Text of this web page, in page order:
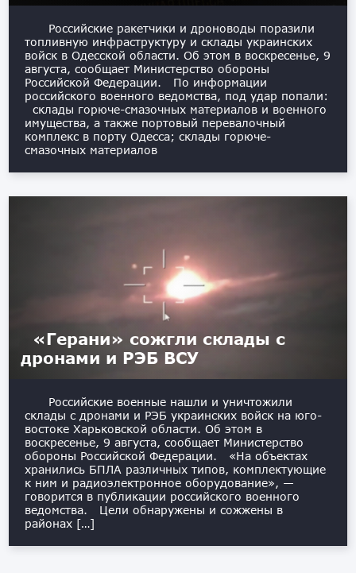
Российские ракетчики и дроноводы поразили
топливную инфраструктуру и склады украинских
войск в Одесской области. Об этом в воскресенье, 9
августа, сообщает Министерство обороны
Российской Федерации. По информации
российского военного ведомства, под удар попали:
склады горюче-смазочных материалов и военного
имущества, а также портовый перевалочный
комплекс в порту Одесса; склады горюче-
смазочных материалов
«Герани» сожгли склады с
дронами и РЭБ ВСУ
Российские военные нашли и уничтожили
склады с дронами и РЭБ украинских войск на юго-
востоке Харьковской области. Об этом в
воскресенье, 9 августа, сообщает Министерство
обороны Российской Федерации. «На объектах
хранились БПЛА различных типов, комплектующие
к ним и радиоэлектронное оборудование», —
говорится в публикации российского военного
ведомства. Цели обнаружены и сожжены в
районах […]